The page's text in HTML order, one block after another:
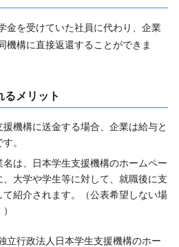
金を受けていた社員に代わり、企業
機構に直接返還することができま
るメリット
機構に送金する場合、企業は給与と
。
は、日本学生支援機構のホームペー
大学や学生等に対して、就職後に支
紹介されます。（公表希望しない場
立行政法人日本学生支援機構のホー